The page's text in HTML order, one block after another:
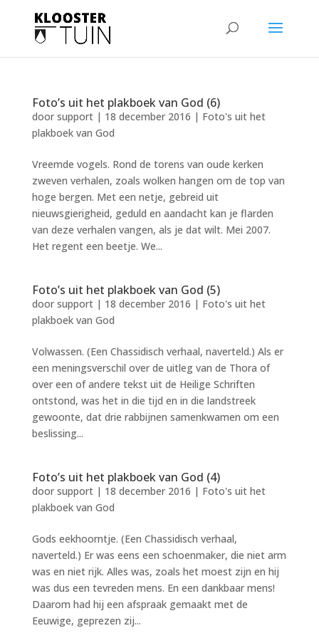
Foto’s uit het plakboek van God (6)
door support| 18 december 2016 | Foto's uit het
plakboek van God
Vreemde vogels. Rond de torens van oude kerken
zweven verhalen, zoals wolken hangen om de top van
hoge bergen. Met een netje, gebreid uit
nieuwsgierigheid, geduld en aandacht kan je flarden
van deze verhalen vangen, als je dat wilt. Mei 2007.
Het regent een beetje. We...
Foto’s uit het plakboek van God (5)
door support| 18 december 2016 | Foto's uit het
plakboek van God
Volwassen. (Een Chassidisch verhaal, naverteld.) Als er
een meningsverschil over de uitleg van de Thora of
over een of andere tekst uit de Heilige Schriften
ontstond, was het in die tijd en in die landstreek
gewoonte, dat drie rabbijnen samenkwamen om een
beslissing...
Foto’s uit het plakboek van God (4)
door support| 18 december 2016 | Foto's uit het
plakboek van God
Gods eekhoorntje. (Een Chassidisch verhaal,
naverteld.) Er was eens een schoenmaker, die niet arm
was en niet rijk. Alles was, zoals het moest zijn en hij
was dus een tevreden mens. En een dankbaar mens!
Daarom had hij een afspraak gemaakt met de
Eeuwige, geprezen zij...